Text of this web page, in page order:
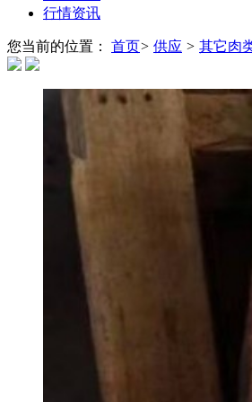
行情资讯
您当前的位置： 首页> 供应 > 其它肉